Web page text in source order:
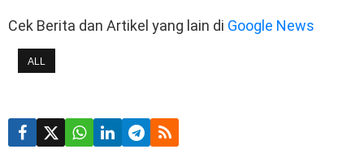
Cek Berita dan Artikel yang lain di Google News
ALL